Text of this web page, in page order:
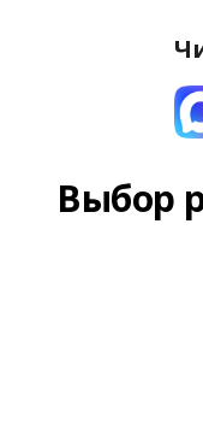
Выбор